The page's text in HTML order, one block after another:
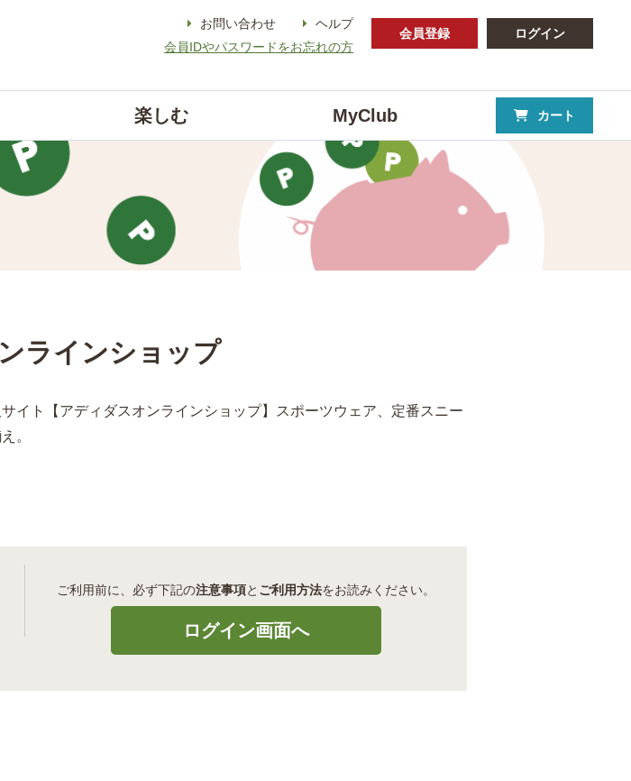
ヘルプ
お問い合わせ
会員IDやパスワードをお忘れの方
会員登録 ログイン
楽しむ MyClub カート
ラインショップ
イト【アディダスオンラインショップ】スポーツウェア、定番スニー
。
ご利用前に、必ず下記の注意事項と ご利用方法をお読みください。